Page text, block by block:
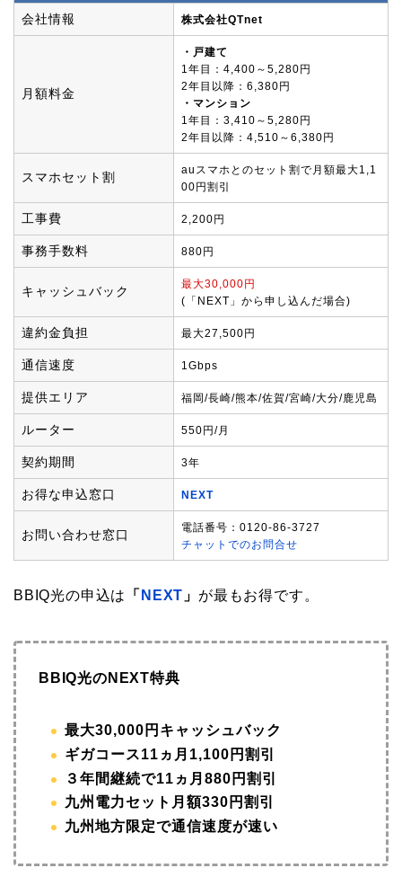
会社情報 株式会社QTnet
月額料金
・戸建て
1年目：4,400～5,280円
2年目以降：6,380円
・マンション
1年目：3,410～5,280円
2年目以降：4,510～6,380円
スマホセット割
auスマホとのセット割で月額最大1,1
00円割引
工事費 2,200円
事務手数料 880円
キャッシュバック
最大30,000円
(「NEXT」から申し込んだ場合)
違約金負担 最大27,500円
通信速度 1Gbps
提供エリア 福岡/長崎/熊本/佐賀/宮崎/大分/鹿児島
ルーター 550円/月
契約期間 3年
お得な申込窓口 NEXT
お問い合わせ窓口
電話番号：0120-86-3727
チャットでのお問合せ
BBIQ光の申込は 「 NEXT 」 が最もお得です。
BBIQ光のNEXT特典
最大30,000円キャッシュバック
ギガコース11ヵ月1,100円割引
３年間継続で11ヵ月880円割引
九州電力セット月額330円割引
九州地方限定で通信速度が速い